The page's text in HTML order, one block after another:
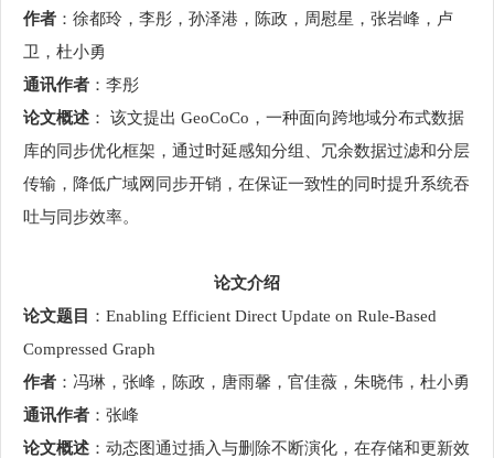
作者 ：徐都玲，李彤，孙泽港，陈政，周慰星，张岩峰，卢
卫，杜小勇
通讯作者 ：李彤
论文概述 ： 该文提出 GeoCoCo，一种面向跨地域分布式数据
库的同步优化框架，通过时延感知分组、冗余数据过滤和分层
传输，降低广域网同步开销，在保证一致性的同时提升系统吞
吐与同步效率。
论文介绍
论文题目
：Enabling Efficient Direct Update on Rule-Based
Compressed Graph
作者 ：冯琳，张峰，陈政，唐雨馨，官佳薇，朱晓伟，杜小勇
通讯作者 ：张峰
论文概述 ：动态图通过插入与删除不断演化，在存储和更新效